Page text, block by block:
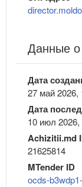
Данные о
Дата
27 май 2026,
Дата
10 июл 2026,
Achizitii.md
21625814
MTender ID
ocds-